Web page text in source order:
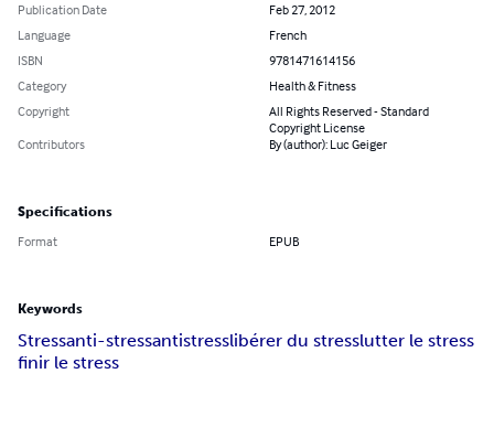
Publication Date
Feb 27, 2012
Language
French
ISBN
9781471614156
Category
Health & Fitness
Copyright
All Rights Reserved - Standard
Copyright License
Contributors
By (author): Luc Geiger
Specifications
Format EPUB
Keywords
Stressanti-stressantistresslibérer du stresslutter le stress
finir le stress